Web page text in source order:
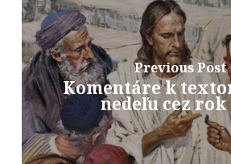
Previous Post
Komentáre k
nedeľu cez rok